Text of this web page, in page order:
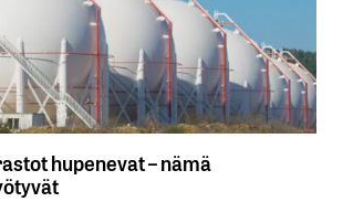
hupenevat – nämä